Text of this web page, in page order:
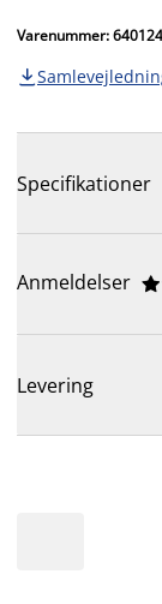
Varenummer:

Specifikationer
Anmeldelser 

Levering